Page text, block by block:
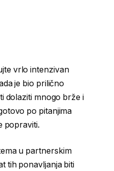
vrlo intenzivan
je bio prilično
dolaziti mnogo brže i
po pitanjima
popraviti.
u partnerskim
tih ponavljanja biti